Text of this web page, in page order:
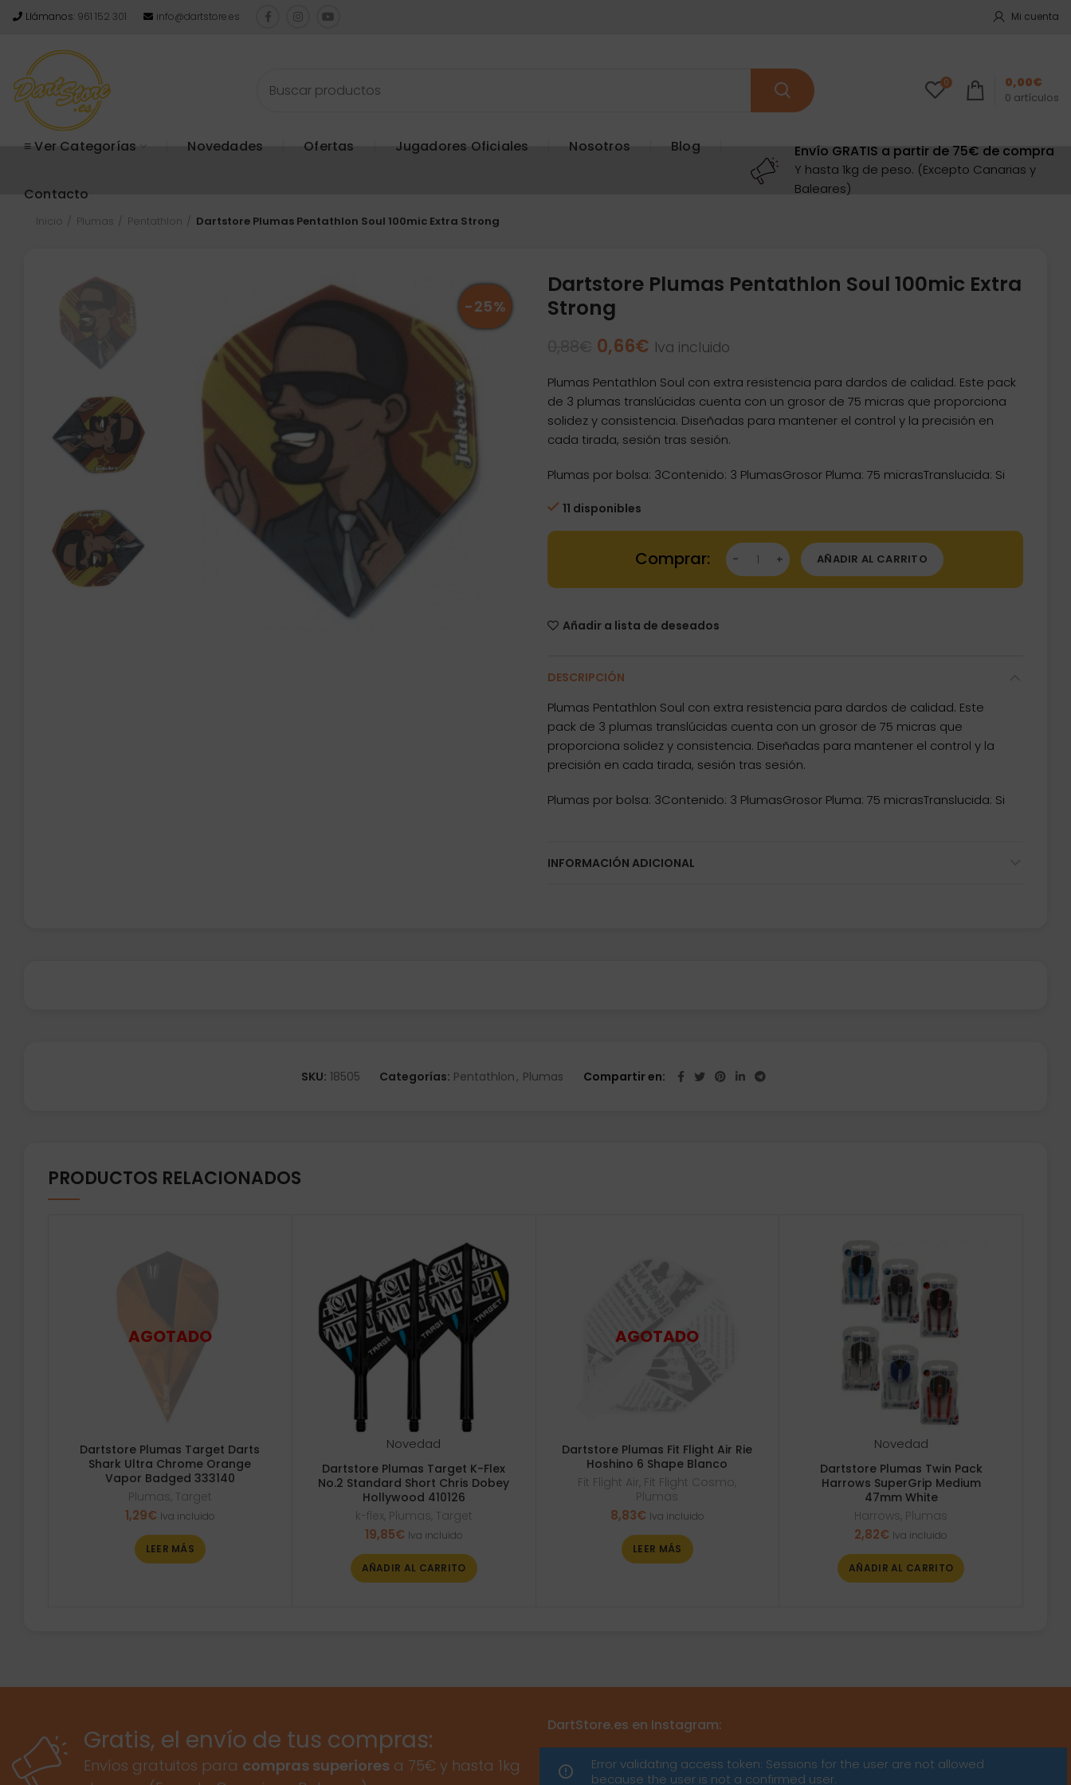
Llámanos: 961 152 301 info@dartstore.es Mi cuenta
0
0 artículos
0,00€
≡ Ver Categorías Novedades Ofertas Jugadores Oficiales Nosotros Blog
Contacto
Envío GRATIS a partir de 75€ de compra
Y hasta 1kg de peso. (Excepto Canarias y
Baleares)
Inicio Plumas Pentathlon Dartstore Plumas Pentathlon Soul 100mic Extra Strong
-25%
Dartstore Plumas Pentathlon Soul 100mic Extra
Strong
El
original
era:
0,88€.
0,66€ El
actual
es:
0,66€.
Iva incluido
Plumas Pentathlon Soul con extra resistencia para dardos de calidad. Este pack
de 3 plumas translúcidas cuenta con un grosor de 75 micras que proporciona
solidez y consistencia. Diseñadas para mantener el control y la precisión en
cada tirada, sesión tras sesión.
Plumas por bolsa: 3Contenido: 3 PlumasGrosor Pluma: 75 micrasTranslucida: Si
11 disponibles
Dartstore Plumas Pentathlon Soul 100mic Extra Strong cantidad
AÑADIR AL CARRITO
Añadir a lista de deseados
DESCRIPCIÓN
Plumas Pentathlon Soul con extra resistencia para dardos de calidad. Este
pack de 3 plumas translúcidas cuenta con un grosor de 75 micras que
proporciona solidez y consistencia. Diseñadas para mantener el control y la
precisión en cada tirada, sesión tras sesión.
Plumas por bolsa: 3Contenido: 3 PlumasGrosor Pluma: 75 micrasTranslucida: Si
INFORMACIÓN ADICIONAL
SKU: 18505 Categorías: Pentathlon, Plumas Compartir en
PRODUCTOS RELACIONADOS
Dartstore Plumas Target Darts
Shark Ultra Chrome Orange
Vapor Badged 333140
Plumas, Target
1,29€ Iva incluido
LEER MÁS
Novedad
Dartstore Plumas Target K-Flex
No.2 Standard Short Chris Dobey
Hollywood 410126
k-flex, Plumas, Target
19,85€ Iva incluido
AÑADIR AL CARRITO
Dartstore Plumas Fit Flight Air Rie
Hoshino 6 Shape Blanco
Fit Flight Air , Fit Flight Cosmo,
Plumas
8,83€ Iva incluido
LEER MÁS
Novedad
Dartstore Plumas Twin Pack
Harrows SuperGrip Medium
47mm White
Harrows, Plumas
2,82€ Iva incluido
AÑADIR AL CARRITO
Gratis, el envío de tus compras:
Envíos gratuitos para compras superiores a 75€ y hasta 1kg
DartStore.es en Instagram:
Error validating access token: Sessions for the user are not allowed
because the user is not a confirmed user.